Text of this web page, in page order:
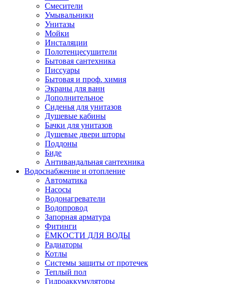
Смесители
Умывальники
Унитазы
Мойки
Инсталяции
Полотенцесушители
Бытовая сантехника
Писсуары
Бытовая и проф. химия
Экраны для ванн
Дополнительное
Сиденья для унитазов
Душевые кабины
Бачки для унитазов
Душевые двери шторы
Поддоны
Биде
Антивандальная сантехника
Водоснабжение и отопление
Автоматика
Насосы
Водонагреватели
Водопровод
Запорная арматура
Фитинги
ЁМКОСТИ ДЛЯ ВОДЫ
Радиаторы
Котлы
Системы защиты от протечек
Теплый пол
Гидроаккумуляторы